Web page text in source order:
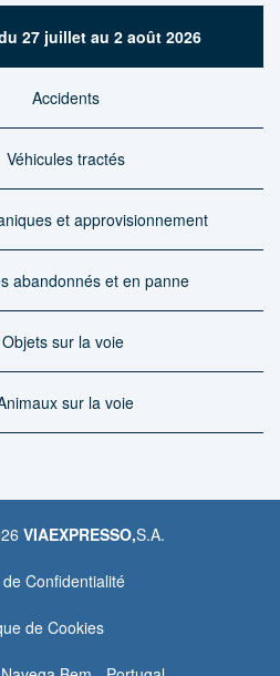
27 juillet au 2 août2026
Accidents
Véhicules tractés
et approvisionnement
abandonnés et en panne
Objets sur la voie
sur la voie
VIAEXPRESSO,S.A.
Confidentialité
de Cookies